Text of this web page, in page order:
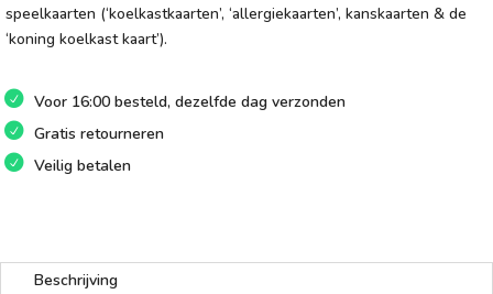
speelkaarten (‘koelkastkaarten’, ‘allergiekaarten’, kanskaarten & de
‘koning koelkast kaart’).
Voor 16:00 besteld, dezelfde dag verzonden
Gratis retourneren
Veilig betalen
Beschrijving